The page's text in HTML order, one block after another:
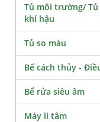
Tủ môi trường/
khí hậu
Tủ so màu
Bể cách thủy -
Bể rửa siêu âm
Máy li tâm